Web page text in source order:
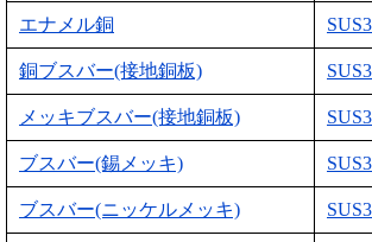
エナメル銅
銅ブスバー(接地銅板)
メッキブスバー(接地銅板)
ブスバー(錫メッキ)
ブスバー(ニッケルメッキ)